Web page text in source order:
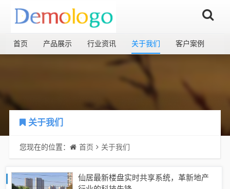
首页 产品展示 行业资讯 关于我们 客户案例
关于我们
您现在的位置： 首页 关于我们
仙居最新楼盘实时共享系统，革新地产